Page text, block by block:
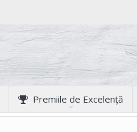
Premiile de Excelență